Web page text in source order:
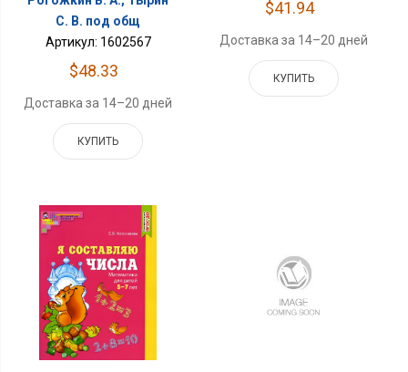
С. В. под общ
Артикул: 1602567
$48.33
Доставка за 14–20 дней
КУПИТЬ
$41.94
Доставка за 14–20 дней
КУПИТЬ